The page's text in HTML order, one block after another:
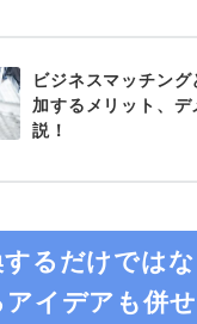
ビジネスマッチン
加するメリット、
説！
るだけでは
イデアも併